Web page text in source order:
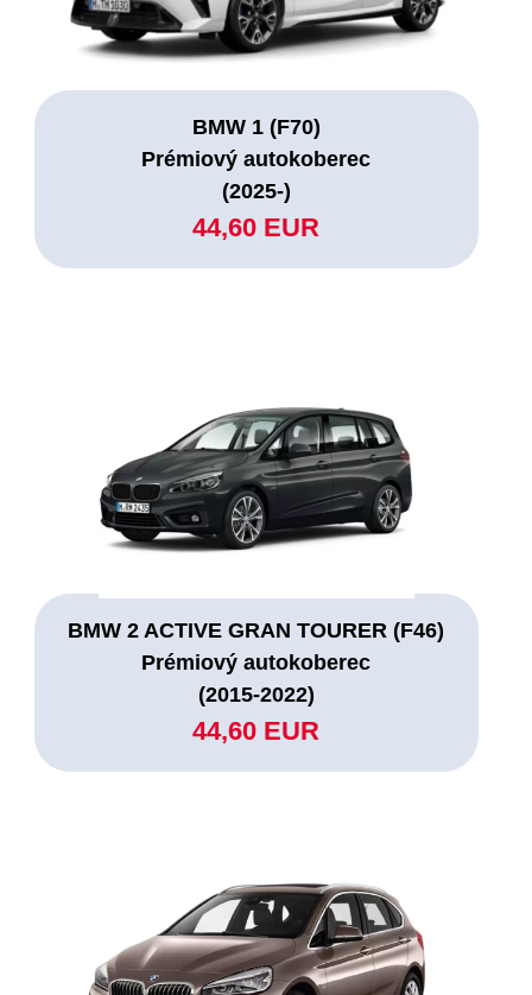
BMW 1 (F70)
Prémiový autokoberec
(2025-)
44,60 EUR
BMW 2 ACTIVE GRAN TOURER (F46)
Prémiový autokoberec
(2015-2022)
44,60 EUR